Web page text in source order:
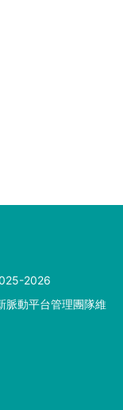
2026
脈動平台管理團隊維